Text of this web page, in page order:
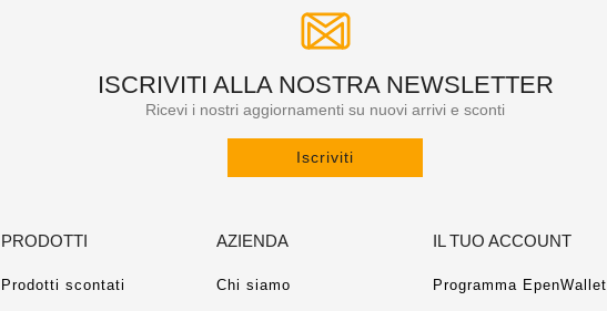
ISCRIVITI ALLA NOSTRA NEWSLETTER
Ricevi i nostri aggiornamenti su nuovi arrivi e sconti
Iscriviti
PRODOTTI
Prodotti scontati
AZIENDA
Chi siamo
IL TUO ACCOUNT
Programma EpenWallet